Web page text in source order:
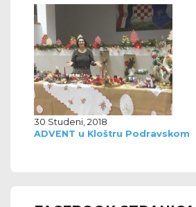
30 Studeni, 2018
ADVENT u Kloštru Podravskom